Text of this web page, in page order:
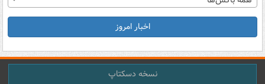
اخبار امروز
نسخه دسکتاپ